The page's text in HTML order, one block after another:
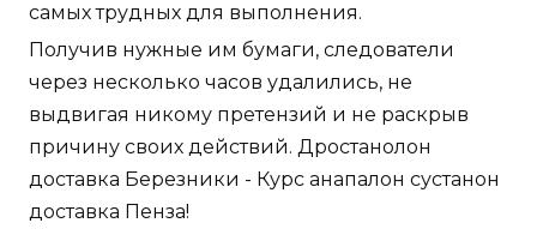
самых трудных для выполнения.
Получив нужные им бумаги, следователи
через несколько часов удалились, не
выдвигая никому претензий и не раскрыв
причину своих действий. Дростанолон
доставка Березники - Курс анапалон сустанон
доставка Пенза!